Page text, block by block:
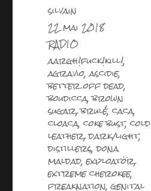
Auteur
silvain
Publié
le
22 mai 2018
Catégories
RADIO
Étiquettes
aargh!fuck!kill!,
agravio,ascidie,
better off dead,
boudicca,brown
sugar,brulé,caca,
cloaca,coke bust,cold
leather,dark/light,
distillers,dona
maldad,exploatör,
extreme cherokee,
freaknation,genital